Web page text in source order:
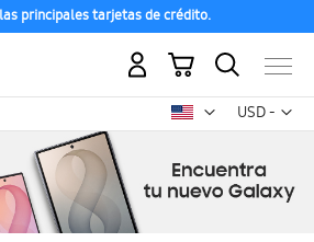
principales tarjetas de crédito.
USD -
dólar
Mi carrito